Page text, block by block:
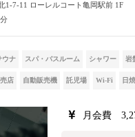
1-7-11 ローレルコート亀岡駅前 1F
ウナ スパ・バスルーム シャワー 岩
売店 自動販売機 託児場 Wi-Fi 日
月会費